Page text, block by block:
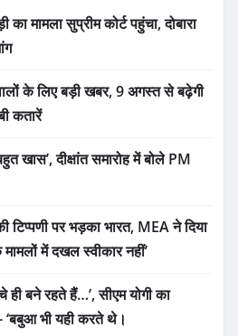
का मामला सुप्रीम कोर्ट पहुंचा, दोबारा
के लिए बड़ी खबर, 9 अगस्त से बढ़ेगी
कतारें
खास’, दीक्षांत समारोह में बोले PM
टिप्पणी पर भड़का भारत, MEA ने दिया
में दखल स्वीकार नहीं’
ही बने रहते हैं…’, सीएम योगी का
भी यही करते थे।